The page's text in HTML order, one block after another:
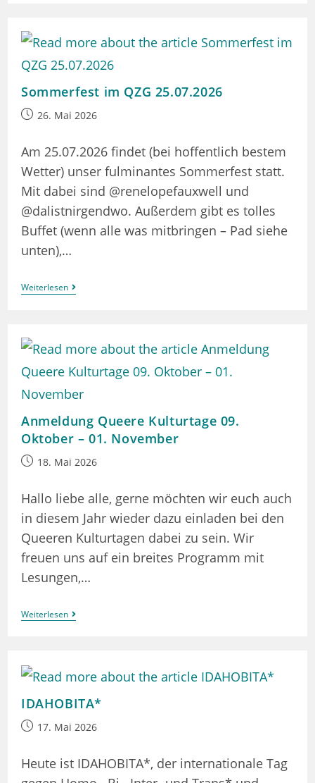
Unser
Vorstandsteam!
Sommerfest im QZG 25.07.2026
Beitrag26. Mai 2026
Am 25.07.2026 findet (bei hoffentlich bestem
Wetter) unser fulminantes Sommerfest statt.
Mit dabei sind @renelopefauxwell und
@dalistnirgendwo. Außerdem gibt es tolles
Buffet (wenn alle was mitbringen – Pad siehe
unten),…
WeiterlesenSommerfest
Im
Anmeldung Queere Kulturtage 09.
Oktober – 01. November
Beitrag18. Mai 2026
Hallo liebe alle, gerne möchten wir euch auch
in diesem Jahr wieder dazu einladen bei den
Queeren Kulturtagen dabei zu sein. Wir
freuen uns auf ein breites Programm mit
Lesungen,…
WeiterlesenAnmeldung
Queere
01.
IDAHOBITA*
Beitrag17. Mai 2026
Heute ist IDAHOBITA*, der internationale Tag